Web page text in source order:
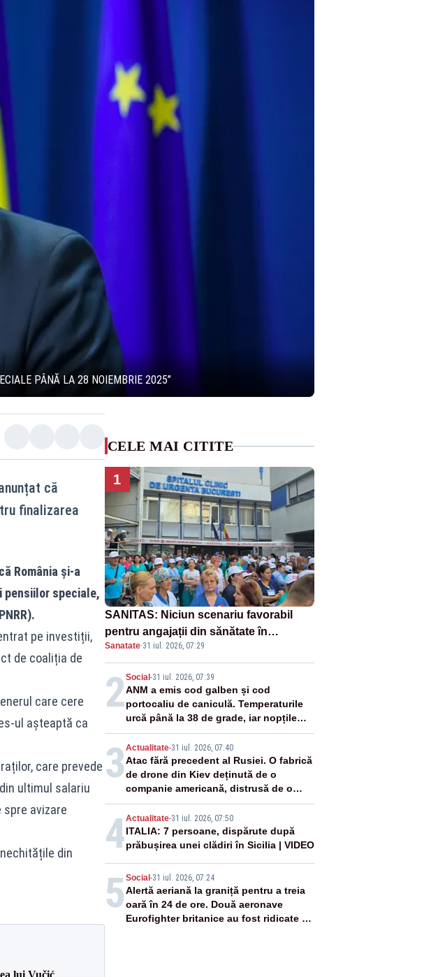
PÂNĂ LA 28 NOIEMBRIE 2025”
că
finalizarea
România și-a
pensiilor speciale,
pe investiții,
de coaliția de
care cere
ul așteaptă ca
care prevede
ultimul salariu
avizare
din
lui Vučić
CELE MAI CITITE
1
SANITAS: Niciun scenariu favorabil
pentru angajații din sănătate în
proiectul Legii salarizării
Sanatate·31 iul. 2026, 07:29
2Social -31 iul. 2026, 07:39
ANM a emis cod galben și cod
portocaliu de caniculă. Temperaturile
urcă până la 38 de grade, iar nopțile
devin tropicale
3 Actualitate-31 iul. 2026, 07:40
Atac fără precedent al Rusiei. O fabrică
de drone din Kiev deținută de o
companie americană, distrusă de o
rachetă rusească
4Actualitate-31 iul. 2026, 07:50
ITALIA: 7 persoane, dispărute după
prăbușirea unei clădiri în Sicilia | VIDEO
5 Social -31 iul. 2026, 07:24
Alertă aeriană la graniță pentru a treia
oară în 24 de ore. Două aeronave
Eurofighter britanice au fost ridicate de